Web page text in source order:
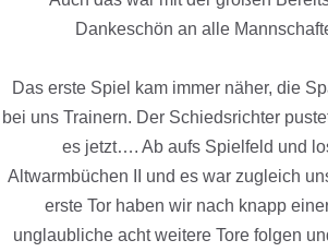
Dankeschön an alle
Das erste Spiel kam immer näher, die
bei uns Trainern. Der Schiedsrichter
es jetzt…. Ab aufs Spielfeld und
Altwarmbüchen II und es war zugleich
erste Tor haben wir nach knapp
unglaubliche acht weitere Tore folgen